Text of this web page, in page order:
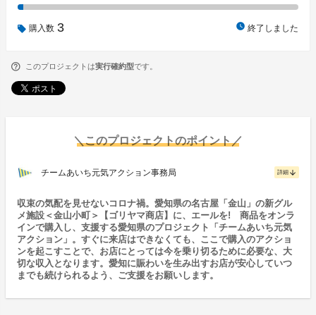
購入数 3 watch_later 終了しました
このプロジェクトは実行確約型です。
＼このプロジェクトのポイント／
チームあいち元気アクション事務局 詳細 arrow_downward
収束の気配を見せないコロナ禍。愛知県の名古屋「金山」の新グル
メ施設＜金山小町＞【ゴリヤマ商店】に、エールを! 商品をオンラ
インで購入し、支援する愛知県のプロジェクト「チームあいち元気
アクション」。すぐに来店はできなくても、ここで購入のアクショ
ンを起こすことで、お店にとっては今を乗り切るために必要な、大
切な収入となります。愛知に賑わいを生み出すお店が安心していつ
までも続けられるよう、ご支援をお願いします。